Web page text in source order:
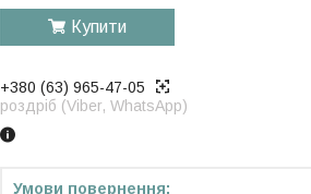
Купити
+380 (63) 965-47-05
роздріб (Viber, WhatsApp)